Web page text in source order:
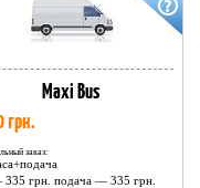
Maxi Bus
грн.
заказ:
335 грн. подача — 335 грн.